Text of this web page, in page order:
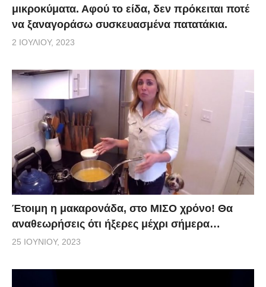
μικροκύματα. Αφού το είδα, δεν πρόκειται ποτέ
να ξαναγοράσω συσκευασμένα πατατάκια.
2 ΙΟΥΛΊΟΥ, 2023
Έτοιμη η μακαρονάδα, στο ΜΙΣΟ χρόνο! Θα
αναθεωρήσεις ότι ήξερες μέχρι σήμερα…
25 ΙΟΥΝΊΟΥ, 2023